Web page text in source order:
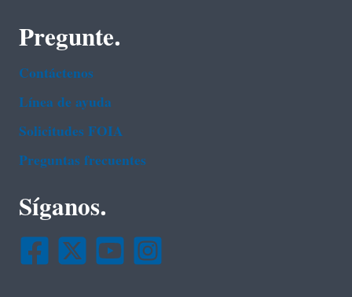
Pregunte.
Contáctenos
Línea de ayuda
Solicitudes FOIA
Preguntas frecuentes
Síganos.